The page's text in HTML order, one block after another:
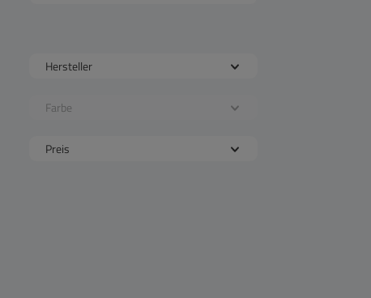
Hersteller
Farbe
Preis